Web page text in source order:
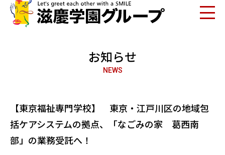
お知らせ
NEWS
【東京福祉専門学校】 東京・江戸川区の地域包
括ケアシステムの拠点、「なごみの家 葛西南
部」の業務受託へ！